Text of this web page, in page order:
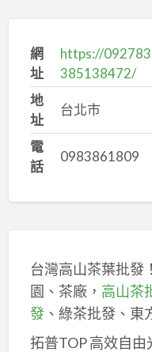
網
址
https://
385138472/
地
址
台北市
電
話
0983861809
台灣高山茶葉批發
園、茶廠， 高山茶
發、綠茶批發、東
拓普TOP 高效自